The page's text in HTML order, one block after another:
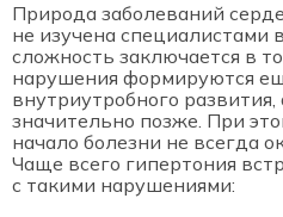
Природа заболеваний
не изучена специалистами
сложность заключается в
нарушения формируются
внутриутробного развития,
значительно позже. При
начало болезни не всегда
Чаще всего гипертония
с такими нарушениями: